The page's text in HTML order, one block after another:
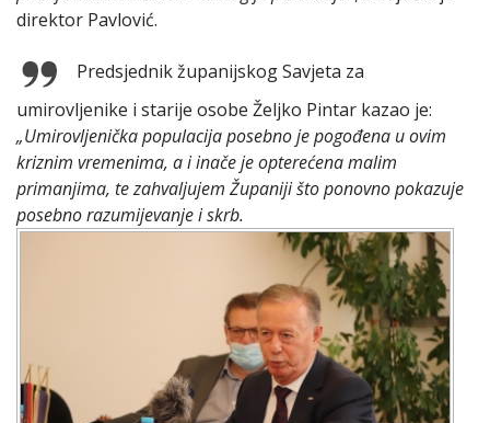
direktor Pavlović.
Predsjednik županijskog Savjeta za
umirovljenike i starije osobe Željko Pintar kazao je:
„Umirovljenička populacija posebno je pogođena u ovim
kriznim vremenima, a i inače je opterećena malim
primanjima, te zahvaljujem Županiji što ponovno pokazuje
posebno razumijevanje i skrb.